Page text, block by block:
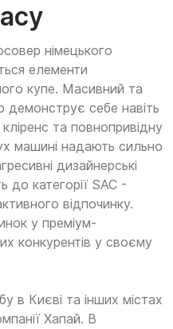
німецького
елементи
купе. Масивний та
себе навіть
та повнопривідну
машині надають сильно
дизайнерські
до категорії SAC -
відпочинку.
у преміум-
конкурентів у своєму
в Києві та інших містах
Хапай. В